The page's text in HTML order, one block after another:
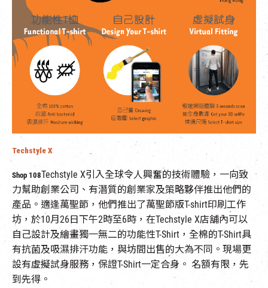
Techstyle X
Shop 108Techstyle X引入全球令人興奮的技術體驗，一向致
力幫助創業公司、有潛質的創業家及策略夥伴推出他們的
產品。適逢萬聖節，他們推出了萬聖節版T-shirt印刷工作
坊，於10月26日下午2時至6時，在Techstyle X店舖內可以
自己設計及繪畫獨一無二的功能性T-Shirt，全棉的T-Shirt具
有抗菌及吸濕排汗功能，與坊間出售的大為不同。現場更
設有虛擬試身服務，保證T-Shirt一定合身。 名額有限，先
到先得。